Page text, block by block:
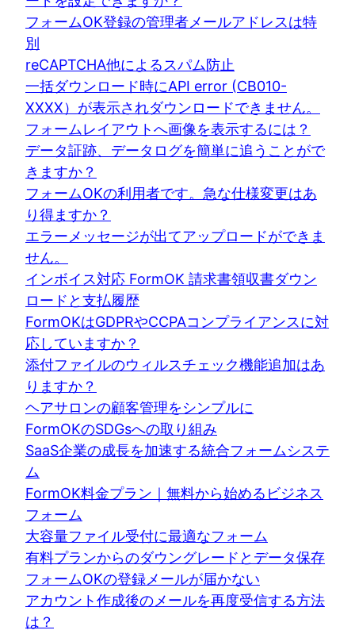
フォームOK登録の管理者メールアドレスは特
別
reCAPTCHA他によるスパム防止
一括ダウンロード時にAPI error (CB010-
XXXX）が表示されダウンロードできません。
フォームレイアウトへ画像を表示するには？
データ証跡、データログを簡単に追うことがで
きますか？
フォームOKの利用者です。急な仕様変更はあ
り得ますか？
エラーメッセージが出てアップロードができま
せん。
インボイス対応 FormOK 請求書領収書ダウン
ロードと支払履歴
FormOKはGDPRやCCPAコンプライアンスに対
応していますか？
添付ファイルのウィルスチェック機能追加はあ
りますか？
ヘアサロンの顧客管理をシンプルに
FormOKのSDGsへの取り組み
SaaS企業の成長を加速する統合フォームシステ
ム
FormOK料金プラン｜無料から始めるビジネス
フォーム
大容量ファイル受付に最適なフォーム
有料プランからのダウングレードとデータ保存
フォームOKの登録メールが届かない
アカウント作成後のメールを再度受信する方法
は？